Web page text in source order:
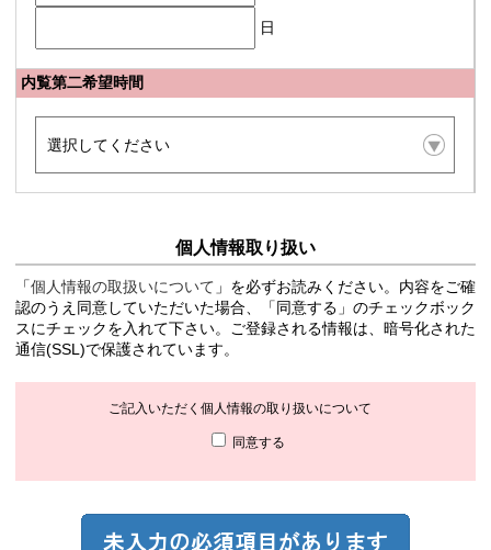
日
内覧第二希望時間
個人情報取り扱い
「個人情報の取扱いについて 」を必ずお読みください。内容をご確
認のうえ同意していただいた場合、「同意する」のチェックボック
スにチェックを入れて下さい。ご登録される情報は、暗号化された
通信(SSL)で保護されています。
ご記入いただく個人情報の取り扱いについて
同意する